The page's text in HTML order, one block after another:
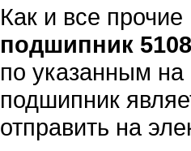
Как и все
подшипник
по указанным
подшипник
отправить на